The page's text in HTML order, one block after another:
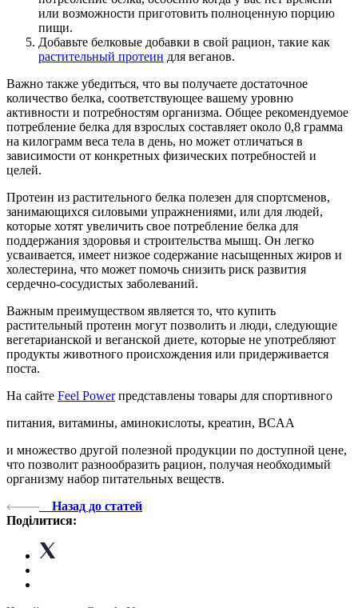
или возможности приготовить полноценную порцию
пищи.
Добавьте белковые добавки в свой рацион, такие как
растительный протеин для веганов.
Важно также убедиться, что вы получаете достаточное
количество белка, соответствующее вашему уровню
активности и потребностям организма. Общее рекомендуемое
потребление белка для взрослых составляет около 0,8 грамма
на килограмм веса тела в день, но может отличаться в
зависимости от конкретных физических потребностей и
целей.
Протеин из растительного белка полезен для спортсменов,
занимающихся силовыми упражнениями, или для людей,
которые хотят увеличить свое потребление белка для
поддержания здоровья и строительства мышц. Он легко
усваивается, имеет низкое содержание насыщенных жиров и
холестерина, что может помочь снизить риск развития
сердечно-сосудистых заболеваний.
Важным преимуществом является то, что купить
растительный протеин могут позволить и люди, следующие
вегетарианской и веганской диете, которые не употребляют
продукты животного происхождения или придерживается
поста.
На сайте Feel Powerпредставлены товары для спортивного
питания, витамины, аминокислоты, креатин, BCAA
и множество другой полезной продукции по доступной цене,
что позволит разнообразить рацион, получая необходимый
организму набор питательных веществ.
Назад до статей
Поділитися: